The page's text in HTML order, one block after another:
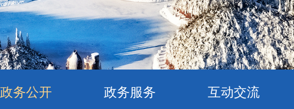
政务公开 政务服务 互动交流